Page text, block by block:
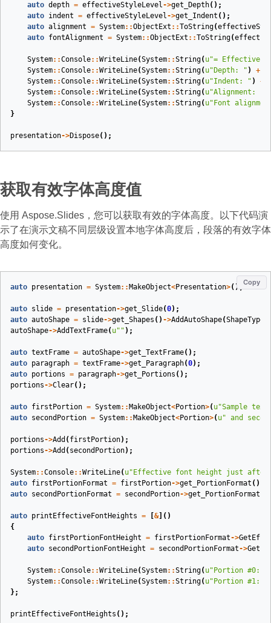
auto depth = effectiveStyleLevel->get_Depth();
auto indent = effectiveStyleLevel->get_Indent ();
auto alignment = System::ObjectExt ::ToString(
auto fontAlignment = System::ObjectExt ::ToString(
System::Console::WriteLine(System::String( u"= Effective
System::Console::WriteLine(System::String( u"Depth: " ) +
System::Console::WriteLine(System::String( u"Indent: " ) +
System::Console::WriteLine(System::String( u"Alignment: "
System::Console::WriteLine(System::String( u"Font
}
presentation->Dispose();
获取有效字体高度值
使用 Aspose.Slides，您可以获取有效的字体高度。以下代码演
示了在演示文稿不同层级设置本地字体高度后，段落的有效字体
高度如何变化。
Copy
auto presentation = System:: MakeObject<Presentation>();
auto slide = presentation->get_Slide(0);
auto autoShape = slide->get_Shapes () ->AddAutoShape(ShapeType
autoShape->AddTextFrame( u"" );
auto textFrame = autoShape->get_TextFrame();
auto paragraph = textFrame->get_Paragraph(0);
auto portions = paragraph->get_Portions ();
portions->Clear();
auto firstPortion = System:: MakeObject<Portion>( u"Sample
auto secondPortion = System:: MakeObject<Portion>( u" and
portions->Add ( firstPortion);
portions->Add ( secondPortion);
System::Console::WriteLine( u"Effective font height just after
auto firstPortionFormat = firstPortion->get_PortionFormat ();
auto secondPortionFormat = secondPortion->get_PortionFormat
auto printEffectiveFontHeights = &]()
{
auto firstPortionFontHeight = firstPortionFormat->
auto secondPortionFontHeight = secondPortionFormat->
System::Console::WriteLine(System::String( u"Portion #0: "
System::Console::WriteLine(System::String( u"Portion #1: "
};
printEffectiveFontHeights ();